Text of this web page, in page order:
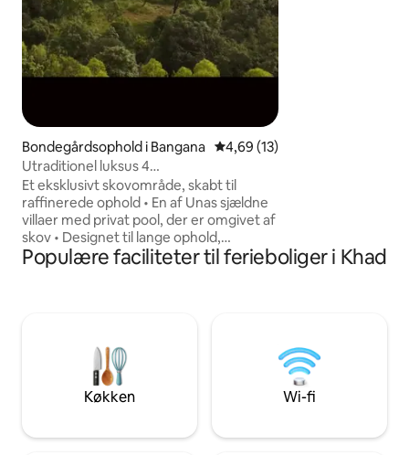
Bondegårdsophold i Bangana 4,69 ud af 5 i gennemsnitlig
4,69 (13)
Utraditionel luksus 4
soveværelser|Hjemmebiograf-pool-
GameZon-BFBBQ
Et eksklusivt skovområde, skabt til
raffinerede ophold • En af Unas sjældne
villaer med privat pool, der er omgivet af
skov • Designet til lange ophold,
arbejdsferier og eksklusive familieferier
• Rolig beliggenhed med lav
bliver længe • Omhyggeligt tilpasset til
miljøbevidst livsstil og støtte til
lokalsamfundet • En sjælden blanding af
efterspørgsel i weekenden, vent ikke,
BOOK NU!!
Populære faciliteter til ferieboliger i Khad
Køkken Wi-fi